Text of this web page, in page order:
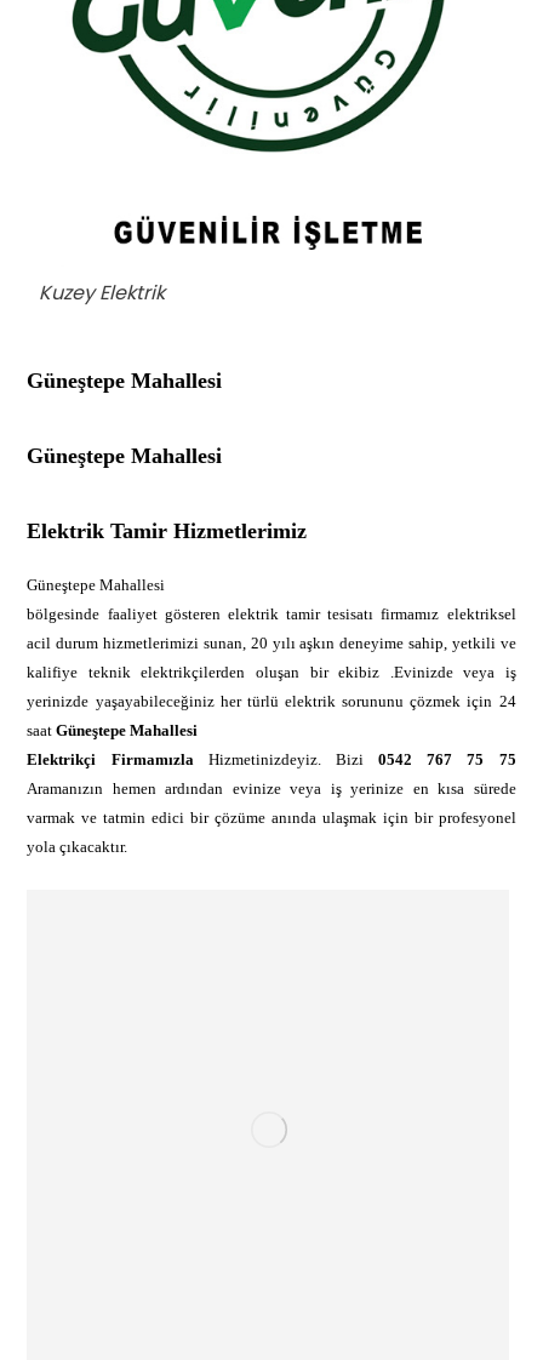
Kuzey Elektrik
Güneştepe Mahallesi
Güneştepe Mahallesi
Elektrik Tamir Hizmetlerimiz
Güneştepe Mahallesi
bölgesinde faaliyet gösteren elektrik tamir tesisatı firmamız elektriksel
acil durum hizmetlerimizi sunan, 20 yılı aşkın deneyime sahip, yetkili ve
kalifiye teknik elektrikçilerden oluşan bir ekibiz .Evinizde veya iş
yerinizde yaşayabileceğiniz her türlü elektrik sorununu çözmek için 24
saatGüneştepe Mahallesi
Elektrikçi FirmamızlaHizmetinizdeyiz. Bizi0542 767 75 75
Aramanızın hemen ardından evinize veya iş yerinize en kısa sürede
varmak ve tatmin edici bir çözüme anında ulaşmak için bir profesyonel
yola çıkacaktır.